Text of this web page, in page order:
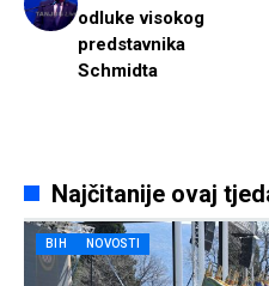
odluke visokog
predstavnika
Schmidta
Najčitanije ovaj
BIH NOVOSTI